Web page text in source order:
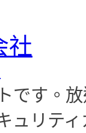
社
です。
ュリテ